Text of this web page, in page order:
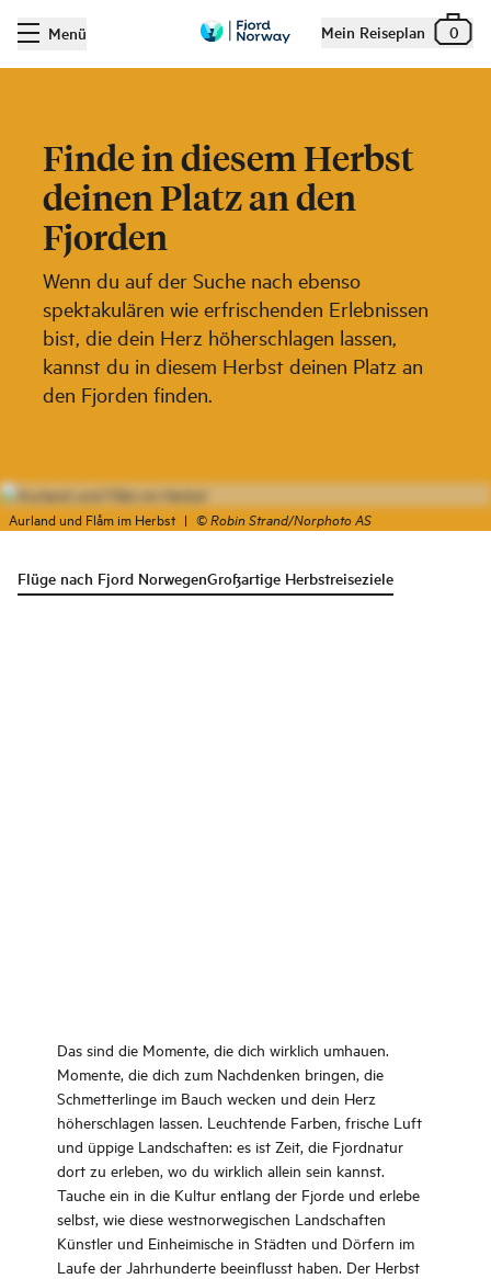
Menü Mein Reiseplan 0
Finde in diesem Herbst
deinen Platz an den
Fjorden
Wenn du auf der Suche nach ebenso
spektakulären wie erfrischenden Erlebnissen
bist, die dein Herz höherschlagen lassen,
kannst du in diesem Herbst deinen Platz an
den Fjorden finden.
Aurland und Flåm im Herbst | ©Robin Strand/Norphoto AS
Flüge nach Fjord NorwegenGroßartige Herbstreiseziele
Das sind die Momente, die dich wirklich umhauen.
Momente, die dich zum Nachdenken bringen, die
Schmetterlinge im Bauch wecken und dein Herz
höherschlagen lassen. Leuchtende Farben, frische Luft
und üppige Landschaften: es ist Zeit, die Fjordnatur
dort zu erleben, wo du wirklich allein sein kannst.
Tauche ein in die Kultur entlang der Fjorde und erlebe
selbst, wie diese westnorwegischen Landschaften
Künstler und Einheimische in Städten und Dörfern im
Laufe der Jahrhunderte beeinflusst haben. Der Herbst